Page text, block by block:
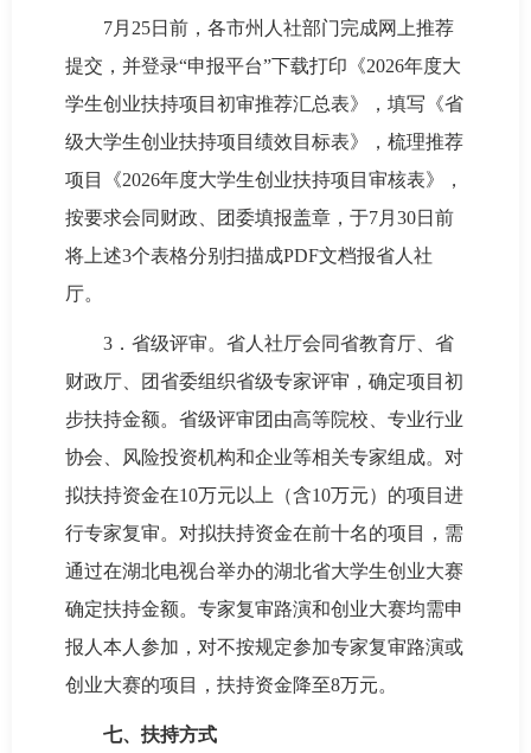
7月25日前，各市州人社部门完成网上推荐
提交，并登录“申报平台”下载打印《2026年度大
学生创业扶持项目初审推荐汇总表》，填写《省
级大学生创业扶持项目绩效目标表》，梳理推荐
项目《2026年度大学生创业扶持项目审核表》，
按要求会同财政、团委填报盖章，于7月30日前
将上述3个表格分别扫描成PDF文档报省人社
厅。
3．省级评审。省人社厅会同省教育厅、省
财政厅、团省委组织省级专家评审，确定项目初
步扶持金额。省级评审团由高等院校、专业行业
协会、风险投资机构和企业等相关专家组成。对
拟扶持资金在10万元以上（含10万元）的项目进
行专家复审。对拟扶持资金在前十名的项目，需
通过在湖北电视台举办的湖北省大学生创业大赛
确定扶持金额。专家复审路演和创业大赛均需申
报人本人参加，对不按规定参加专家复审路演或
创业大赛的项目，扶持资金降至8万元。
七、扶持方式